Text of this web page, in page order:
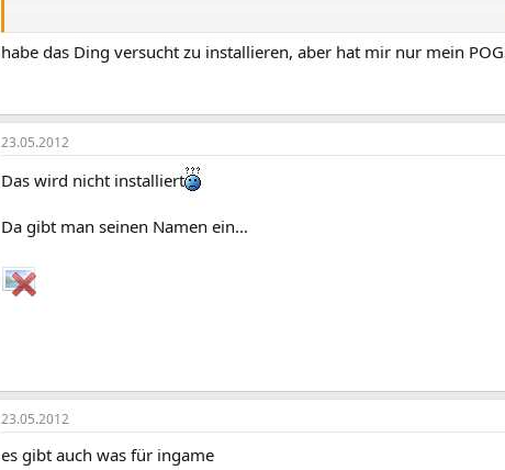
habe das Ding versucht zu installieren, aber hat mir nur mein
23.05.2012
Das wird nicht installiert
Da gibt man seinen Namen ein...
23.05.2012
es gibt auch was für ingame